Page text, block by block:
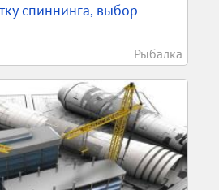
спиннинга, выбор
Рыбалка